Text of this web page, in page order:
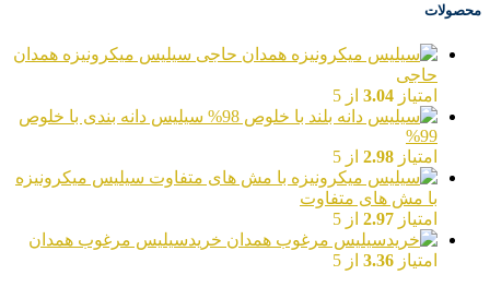
محصولات
سیلیس میکرونیزه همدان
حاجی
امتیاز 3.04 از 5
سیلیس دانه بندی با خلوص
99%
امتیاز 2.98 از 5
سیلیس میکرونیزه
با مش های متفاوت
امتیاز 2.97 از 5
خریدسیلیس مرغوب همدان
امتیاز 3.36 از 5